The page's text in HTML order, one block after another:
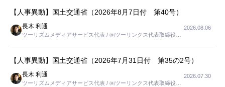
【人事異動】国土交通省（2026年8月7日付 第40号）
長木 利通
ツーリズムメディアサービス代表 / ㈱ツーリンクス代表取締役社
2026.08.06
【人事異動】国土交通省（2026年7月31日付 第35の2号）
長木 利通
ツーリズムメディアサービス代表 / ㈱ツーリンクス代表取締役社
2026.07.30